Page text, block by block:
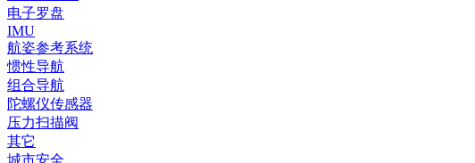
电子罗盘
IMU
航姿参考系统
惯性导航
组合导航
陀螺仪传感器
压力扫描阀
其它
城市安全